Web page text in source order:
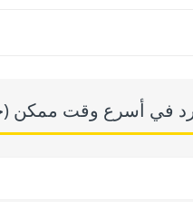
أسرع وقت ممكن (خلال 12